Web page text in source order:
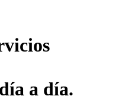
a día.